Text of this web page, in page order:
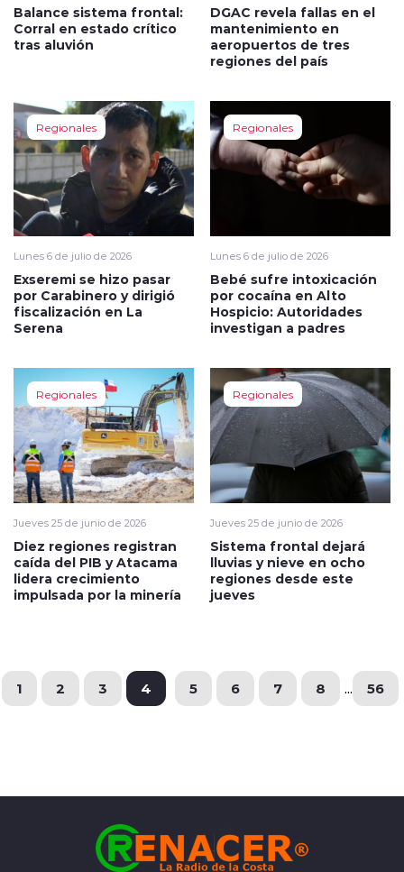
Balance sistema frontal:
Corral en estado crítico
tras aluvión
DGAC revela fallas en el
mantenimiento en
aeropuertos de tres
regiones del país
Regionales
Lunes 6 de julio de 2026
Exseremi se hizo pasar
por Carabinero y dirigió
fiscalización en La
Serena
Regionales
Lunes 6 de julio de 2026
Bebé sufre intoxicación
por cocaína en Alto
Hospicio: Autoridades
investigan a padres
Regionales
Jueves 25 de junio de 2026
Diez regiones registran
caída del PIB y Atacama
lidera crecimiento
impulsada por la minería
Regionales
Jueves 25 de junio de 2026
Sistema frontal dejará
lluvias y nieve en ocho
regiones desde este
jueves
1 2 3 4 5 6 7 8 ... 56